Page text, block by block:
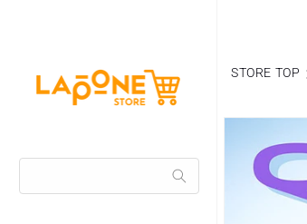
STORE TOP
商品情
キップ